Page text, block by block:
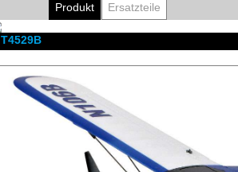
Produkt Ersatzteile
T4529B